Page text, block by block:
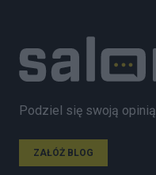
Podziel się swoją opinią
ZAŁÓŻ BLOG